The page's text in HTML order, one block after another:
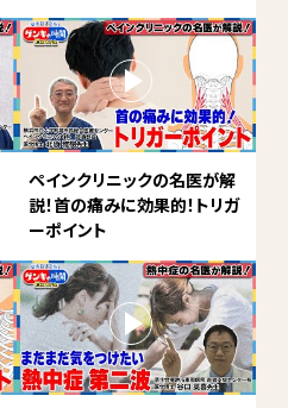
ペインクリニックの名医が解
説！首の痛みに効果的！トリガ
ーポイント